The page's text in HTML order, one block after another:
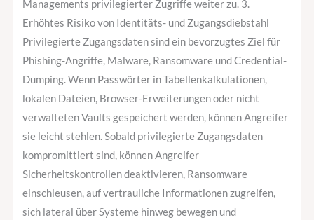
Managements privilegierter Zugriffe weiter zu. 3.
Erhöhtes Risiko von Identitäts- und Zugangsdiebstahl
Privilegierte Zugangsdaten sind ein bevorzugtes Ziel für
Phishing-Angriffe, Malware, Ransomware und Credential-
Dumping. Wenn Passwörter in Tabellenkalkulationen,
lokalen Dateien, Browser-Erweiterungen oder nicht
verwalteten Vaults gespeichert werden, können Angreifer
sie leicht stehlen. Sobald privilegierte Zugangsdaten
kompromittiert sind, können Angreifer
Sicherheitskontrollen deaktivieren, Ransomware
einschleusen, auf vertrauliche Informationen zugreifen,
sich lateral über Systeme hinweg bewegen und